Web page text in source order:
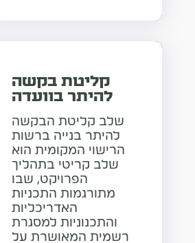
קליטת בקשה
להיתר בוועדה
שלב קליטת הבקשה
להיתר בנייה ברשות
הרישוי המקומית הוא
שלב קריטי בתהליך
הפרויקט, שבו
מתורגמות התכניות
האדריכליות
והתכנוניות למסגרת
רשמית המאושרת על